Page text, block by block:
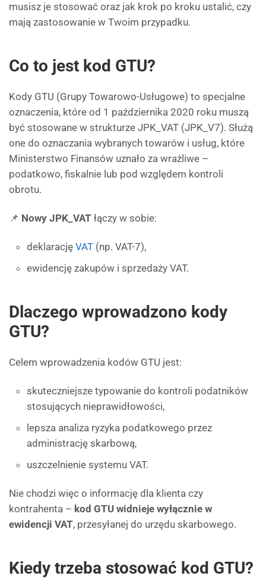
musisz je stosować oraz jak krok po kroku ustalić, czy
mają zastosowanie w Twoim przypadku.
Co to jest kod GTU?
Kody GTU (Grupy Towarowo-Usługowe) to specjalne
oznaczenia, które od 1 października 2020 roku muszą
być stosowane w strukturze JPK_VAT (JPK_V7). Służą
one do oznaczania wybranych towarów i usług, które
Ministerstwo Finansów uznało za wrażliwe –
podatkowo, fiskalnie lub pod względem kontroli
obrotu.
📌 Nowy JPK_VAT łączy w sobie:
deklarację VAT (np. VAT-7),
ewidencję zakupów i sprzedaży VAT.
Dlaczego wprowadzono kody
GTU?
Celem wprowadzenia kodów GTU jest:
skuteczniejsze typowanie do kontroli podatników
stosujących nieprawidłowości,
lepsza analiza ryzyka podatkowego przez
administrację skarbową,
uszczelnienie systemu VAT.
Nie chodzi więc o informację dla klienta czy
kontrahenta – kod GTU widnieje wyłącznie w
ewidencji VAT, przesyłanej do urzędu skarbowego.
Kiedy trzeba stosować kod GTU?